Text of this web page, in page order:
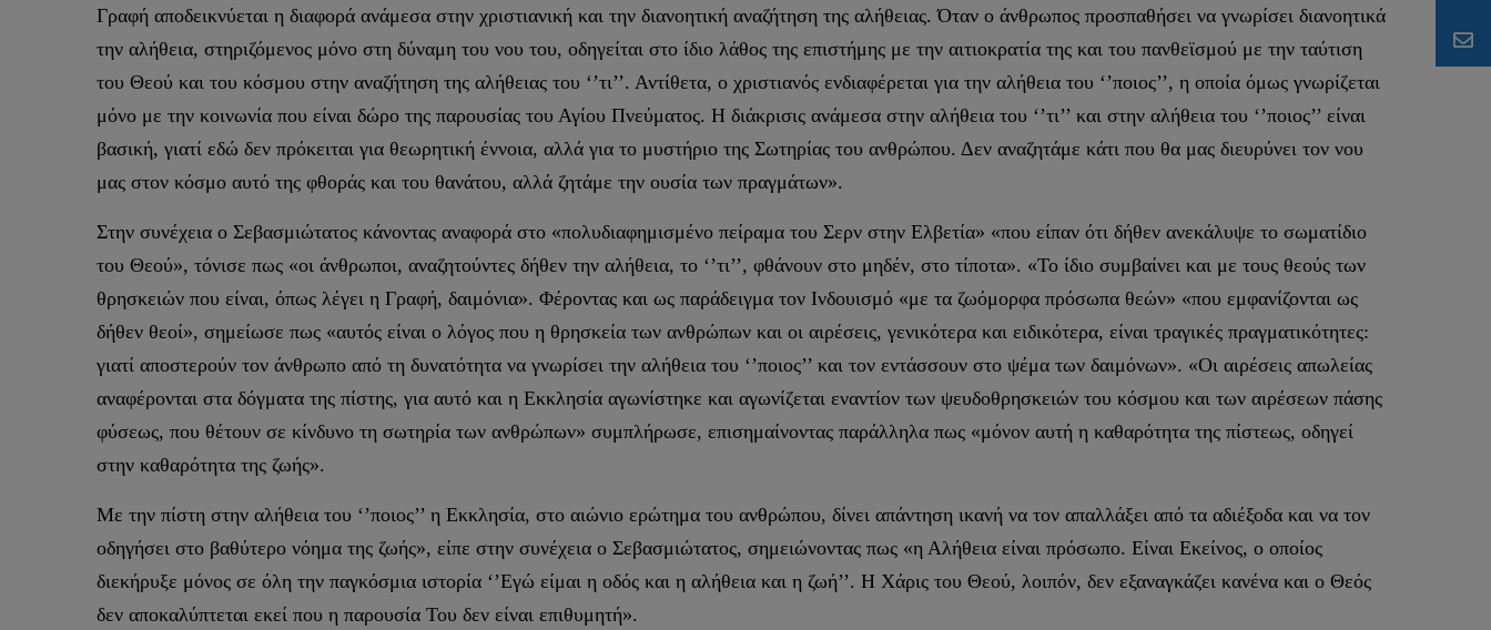
Γραφή αποδεικνύεται η διαφορά ανάμεσα στην χριστιανική και την διανοητική αναζήτηση της αλήθειας. Όταν ο άνθρωπος προσπαθήσει να γνωρίσει διανοητικά
την αλήθεια, στηριζόμενος μόνο στη δύναμη του νου του, οδηγείται στο ίδιο λάθος της επιστήμης με την αιτιοκρατία της και του πανθεϊσμού με την ταύτιση
του Θεού και του κόσμου στην αναζήτηση της αλήθειας του ‘’τι’’. Αντίθετα, ο χριστιανός ενδιαφέρεται για την αλήθεια του ‘’ποιος’’, η οποία όμως γνωρίζεται
μόνο με την κοινωνία που είναι δώρο της παρουσίας του Αγίου Πνεύματος. Η διάκρισις ανάμεσα στην αλήθεια του ‘’τι’’ και στην αλήθεια του ‘’ποιος’’ είναι
βασική, γιατί εδώ δεν πρόκειται για θεωρητική έννοια, αλλά για το μυστήριο της Σωτηρίας του ανθρώπου. Δεν αναζητάμε κάτι που θα μας διευρύνει τον νου
μας στον κόσμο αυτό της φθοράς και του θανάτου, αλλά ζητάμε την ουσία των πραγμάτων».
Στην συνέχεια ο Σεβασμιώτατος κάνοντας αναφορά στο «πολυδιαφημισμένο πείραμα του Σερν στην Ελβετία» «που είπαν ότι δήθεν ανεκάλυψε το σωματίδιο
του Θεού», τόνισε πως «οι άνθρωποι, αναζητούντες δήθεν την αλήθεια, το ‘’τι’’, φθάνουν στο μηδέν, στο τίποτα». «Το ίδιο συμβαίνει και με τους θεούς των
θρησκειών που είναι, όπως λέγει η Γραφή, δαιμόνια». Φέροντας και ως παράδειγμα τον Ινδουισμό «με τα ζωόμορφα πρόσωπα θεών» «που εμφανίζονται ως
δήθεν θεοί», σημείωσε πως «αυτός είναι ο λόγος που η θρησκεία των ανθρώπων και οι αιρέσεις, γενικότερα και ειδικότερα, είναι τραγικές πραγματικότητες:
γιατί αποστερούν τον άνθρωπο από τη δυνατότητα να γνωρίσει την αλήθεια του ‘’ποιος’’ και τον εντάσσουν στο ψέμα των δαιμόνων». «Οι αιρέσεις απωλείας
αναφέρονται στα δόγματα της πίστης, για αυτό και η Εκκλησία αγωνίστηκε και αγωνίζεται εναντίον των ψευδοθρησκειών του κόσμου και των αιρέσεων πάσης
φύσεως, που θέτουν σε κίνδυνο τη σωτηρία των ανθρώπων» συμπλήρωσε, επισημαίνοντας παράλληλα πως «μόνον αυτή η καθαρότητα της πίστεως, οδηγεί
στην καθαρότητα της ζωής».
Με την πίστη στην αλήθεια του ‘’ποιος’’ η Εκκλησία, στο αιώνιο ερώτημα του ανθρώπου, δίνει απάντηση ικανή να τον απαλλάξει από τα αδιέξοδα και να τον
οδηγήσει στο βαθύτερο νόημα της ζωής», είπε στην συνέχεια ο Σεβασμιώτατος, σημειώνοντας πως «η Αλήθεια είναι πρόσωπο. Είναι Εκείνος, ο οποίος
διεκήρυξε μόνος σε όλη την παγκόσμια ιστορία ‘’Εγώ είμαι η οδός και η αλήθεια και η ζωή’’. Η Χάρις του Θεού, λοιπόν, δεν εξαναγκάζει κανένα και ο Θεός
δεν αποκαλύπτεται εκεί που η παρουσία Του δεν είναι επιθυμητή».